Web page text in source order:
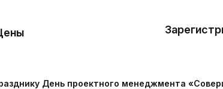
День проектного менеджмента